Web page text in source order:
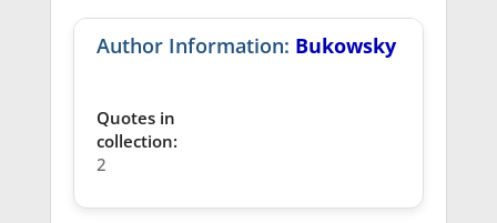
Author Information: Bukowsky
Quotes in
collection:
2